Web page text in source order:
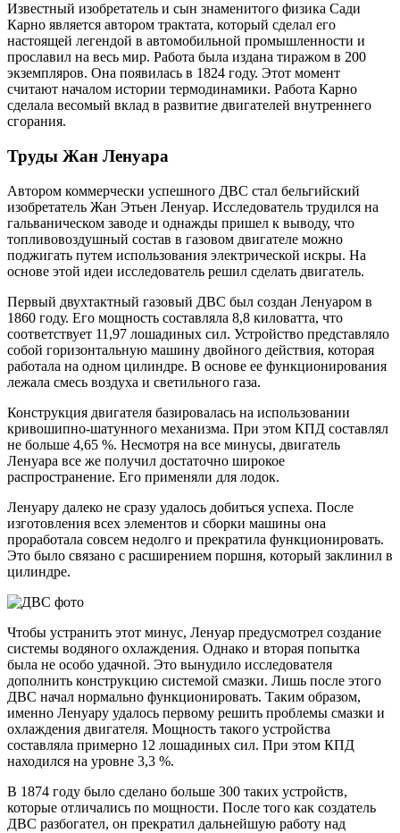
Известный изобретатель и сын знаменитого физика Сади
Карно является автором трактата, который сделал его
настоящей легендой в автомобильной промышленности и
прославил на весь мир. Работа была издана тиражом в 200
экземпляров. Она появилась в 1824 году. Этот момент
считают началом истории термодинамики. Работа Карно
сделала весомый вклад в развитие двигателей внутреннего
сгорания.
Труды Жан Ленуара
Автором коммерчески успешного ДВС стал бельгийский
изобретатель Жан Этьен Ленуар. Исследователь трудился на
гальваническом заводе и однажды пришел к выводу, что
топливовоздушный состав в газовом двигателе можно
поджигать путем использования электрической искры. На
основе этой идеи исследователь решил сделать двигатель.
Первый двухтактный газовый ДВС был создан Ленуаром в
1860 году. Его мощность составляла 8,8 киловатта, что
соответствует 11,97 лошадиных сил. Устройство представляло
собой горизонтальную машину двойного действия, которая
работала на одном цилиндре. В основе ее функционирования
лежала смесь воздуха и светильного газа.
Конструкция двигателя базировалась на использовании
кривошипно-шатунного механизма. При этом КПД составлял
не больше 4,65 %. Несмотря на все минусы, двигатель
Ленуара все же получил достаточно широкое
распространение. Его применяли для лодок.
Ленуару далеко не сразу удалось добиться успеха. После
изготовления всех элементов и сборки машины она
проработала совсем недолго и прекратила функционировать.
Это было связано с расширением поршня, который заклинил в
цилиндре.
Чтобы устранить этот минус, Ленуар предусмотрел создание
системы водяного охлаждения. Однако и вторая попытка
была не особо удачной. Это вынудило исследователя
дополнить конструкцию системой смазки. Лишь после этого
ДВС начал нормально функционировать. Таким образом,
именно Ленуару удалось первому решить проблемы смазки и
охлаждения двигателя. Мощность такого устройства
составляла примерно 12 лошадиных сил. При этом КПД
находился на уровне 3,3 %.
В 1874 году было сделано больше 300 таких устройств,
которые отличались по мощности. После того как создатель
ДВС разбогател, он прекратил дальнейшую работу над